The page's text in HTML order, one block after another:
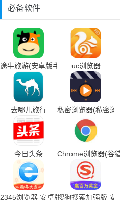
必备软件
途牛旅游(安卓版手机下载)uc浏览器
去哪儿旅行 私密浏览器(私密浏
今日头条 Chrome浏览器(谷
2345浏览器 安卓版搜狗搜索加强版 安